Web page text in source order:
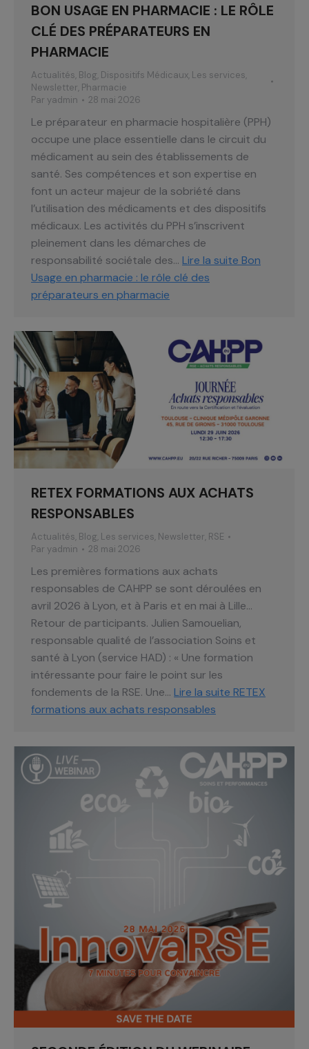
BON USAGE EN PHARMACIE : LE RÔLE
CLÉ DES PRÉPARATEURS EN
PHARMACIE
Actualités, Blog, Dispositifs Médicaux, Les services,
Newsletter, Pharmacie
Par yadmin 28 mai 2026
Le préparateur en pharmacie hospitalière (PPH)
occupe une place essentielle dans le circuit du
médicament au sein des établissements de
santé. Ses compétences et son expertise en
font un acteur majeur de la sobriété dans
l’utilisation des médicaments et des dispositifs
médicaux. Les activités du PPH s’inscrivent
pleinement dans les démarches de
responsabilité sociétale des… Lire la suite Bon
Usage en pharmacie : le rôle clé des
préparateurs en pharmacie
RETEX FORMATIONS AUX ACHATS
RESPONSABLES
Actualités, Blog, Les services, Newsletter, RSE
Par yadmin 28 mai 2026
Les premières formations aux achats
responsables de CAHPP se sont déroulées en
avril 2026 à Lyon, et à Paris et en mai à Lille…
Retour de participants. Julien Samouelian,
responsable qualité de l’association Soins et
santé à Lyon (service HAD) : « Une formation
intéressante pour faire le point sur les
fondements de la RSE. Une… Lire la suite RETEX
formations aux achats responsables